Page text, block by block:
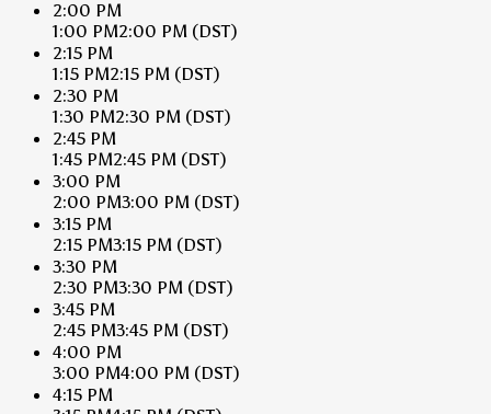
2:00 PM
1:00 PM2:00 PM (DST)
2:15 PM
1:15 PM2:15 PM (DST)
2:30 PM
1:30 PM2:30 PM (DST)
2:45 PM
1:45 PM2:45 PM (DST)
3:00 PM
2:00 PM3:00 PM (DST)
3:15 PM
2:15 PM3:15 PM (DST)
3:30 PM
2:30 PM3:30 PM (DST)
3:45 PM
2:45 PM3:45 PM (DST)
4:00 PM
3:00 PM4:00 PM (DST)
4:15 PM